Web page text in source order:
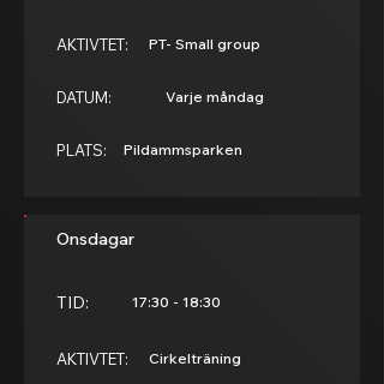
AKTIVTET: PT- Small group
DATUM: Varje måndag
PLATS: Pildammsparken
Onsdagar
TID: 17:30 - 18:30
AKTIVTET: Cirkelträning